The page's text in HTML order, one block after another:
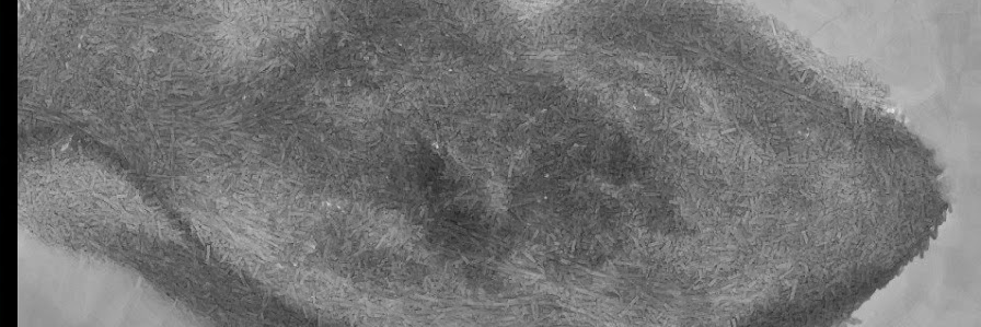
Publicado26th March 2019porLa otra tutoría de Javier
0 Añadir un comentario
Natural Science 5 - Unit 5 Vocabulary